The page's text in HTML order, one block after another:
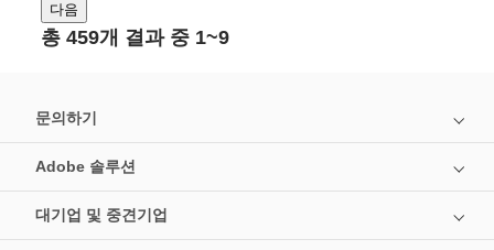
다음
총 459개 결과 중 1~9
문의하기
Adobe 솔루션
대기업 및 중견기업